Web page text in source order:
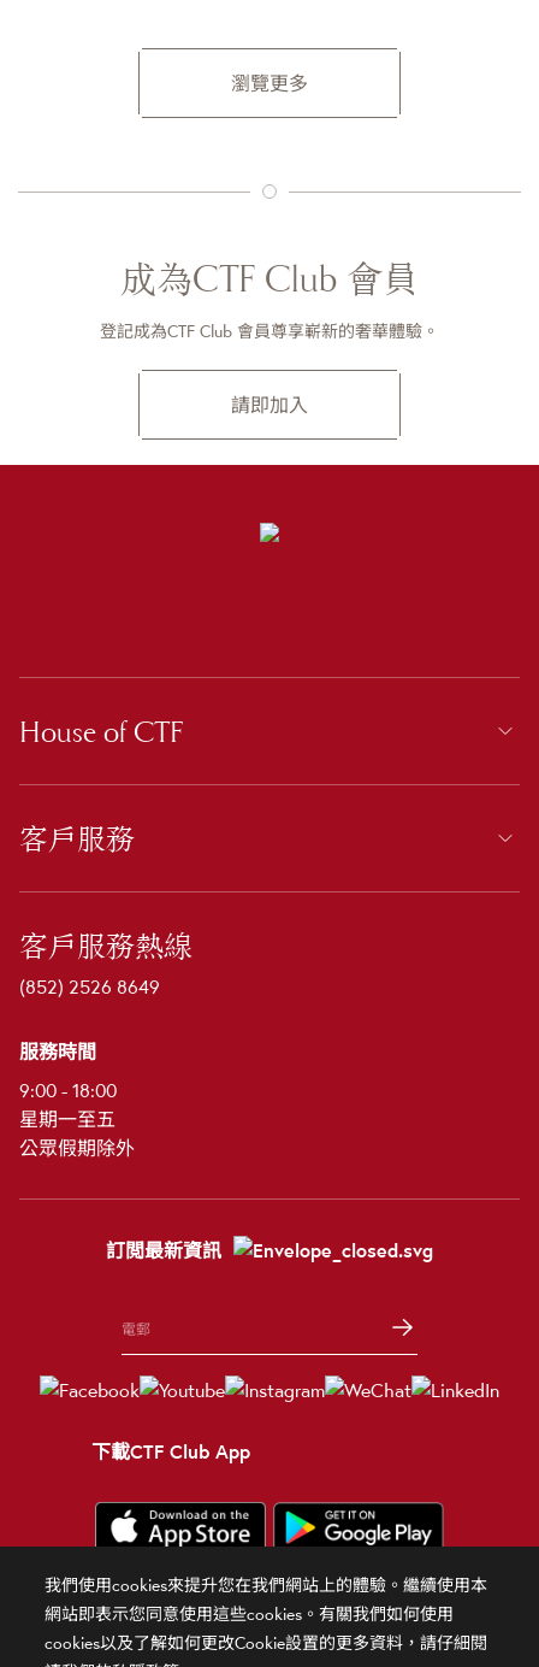
瀏覽更多
成為CTF Club 會員
登記成為CTF Club 會員尊享嶄新的奢華體驗。
請即加入
House of CTF
客戶服務
客戶服務熱線
(852) 2526 8649
服務時間
9:00 - 18:00
星期一至五
公眾假期除外
訂閲最新資訊
下載CTF Club App
條款細則 使用條款 隱私政策 官方聲明 相關網站
© 2026 周大福珠寶金行有限公司 版權所有 不得轉載
我們使用cookies來提升您在我們網站上的體驗。繼續使用本
網站即表示您同意使用這些cookies。有關我們如何使用
cookies以及了解如何更改Cookie設置的更多資料，請仔細閱